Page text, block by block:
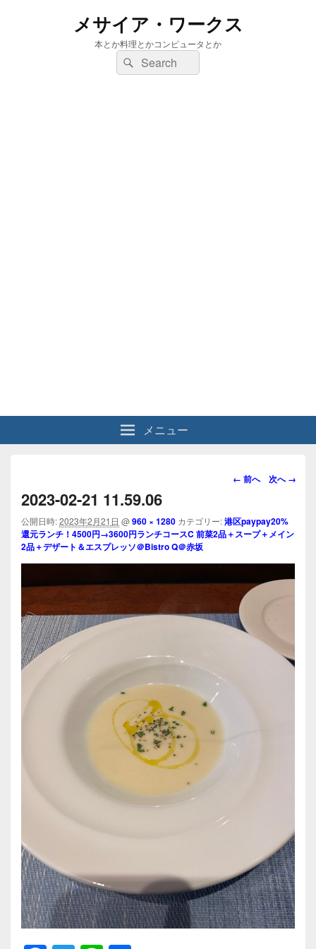
メサイア・ワークス
本とか料理とかコンピュータとか
検
索:
検
索
メニュー
画
ビ
ゲ
シ
ョ
ン
← 前へ 次へ →
2023-02-21 11.59.06
公開日時:2023年2月21日 @960 × 1280 カテゴリー:港区paypay20%
還元ランチ！4500円→3600円ランチコースC 前菜2品＋スープ＋メイン
2品＋デザート＆エスプレッソ＠Bistro Q＠赤坂